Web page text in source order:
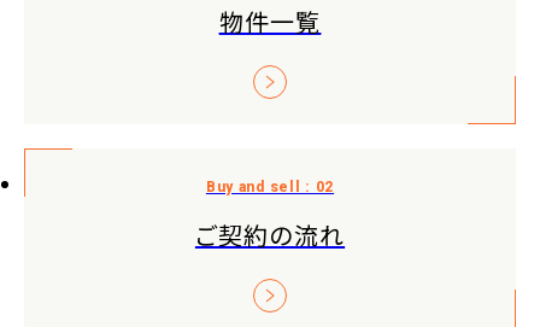
物件一覧
ご契約の流れ